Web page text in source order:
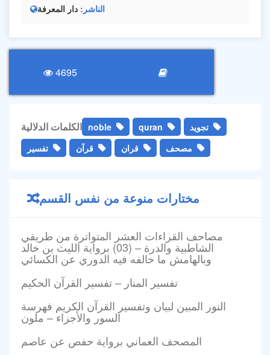
الناشر دار المعرفة
4695
الكلمات الدلالية noble quran
تجويد
تفسير
قرآن قران مصحف
مختارات منوعة من نفس القسم
مصاحف القراءات العشر المتواترة من طريقي
الشاطبية والدرة – (03) برواية الليث بن خالد
وبالهامش ما خالفه فيه الدوري عن الكسائي
تفسير المنار – تفسير القرآن الحكيم
النور المبين لبيان وتفسير القرآن الكريم فهرسة
السور والأجزاء – ملون
المصحف العماني برواية حفص عن عاصم